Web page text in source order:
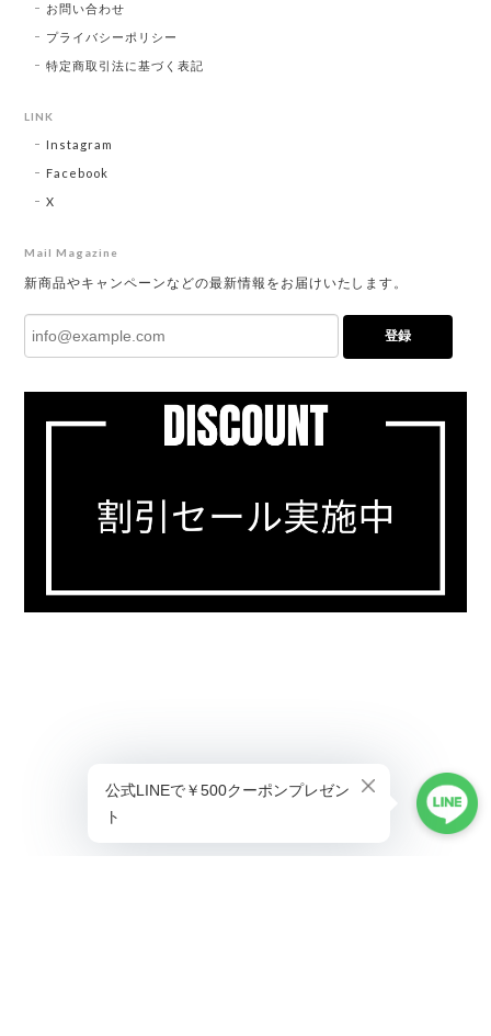
お問い合わせ
プライバシーポリシー
特定商取引法に基づく表記
LINK
Instagram
Facebook
X
Mail Magazine
新商品やキャンペーンなどの最新情報をお届けいたします。
登録